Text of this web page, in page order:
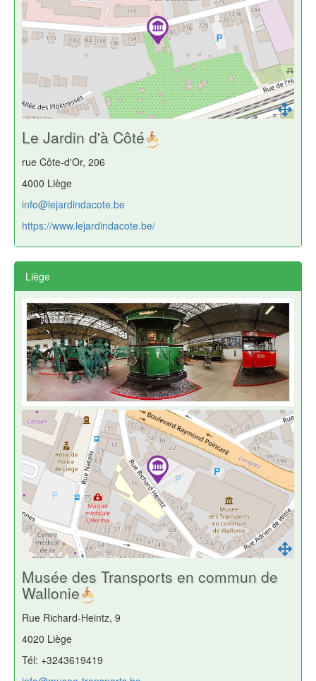
Le Jardin d'à Côté
rue Côte-d'Or, 206
4000 Liège
info@lejardindacote.be
https://www.lejardindacote.be/
Liège
Musée des Transports en commun de
Wallonie
Rue Richard-Heintz, 9
4020 Liège
Tél: +3243619419